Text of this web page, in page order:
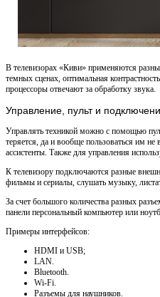
В телевизорах «Киви» применяются
темных сценах, оптимальная
процессоры отвечают за обработку звука.
Управление, пульт и
Управлять техникой можно с помощью
теряется, да и вообще пользоваться им
ассистенты. Также для управления
К телевизору подключаются разные
фильмы и сериалы, слушать музыку,
За счет большого количества разных
панели персональный компьютер или
Примеры интерфейсов:
HDMI и USB;
LAN.
Bluetooth.
Wi-Fi.
Разъемы для наушников.